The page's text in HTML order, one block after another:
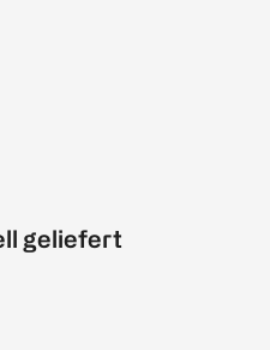
geliefert